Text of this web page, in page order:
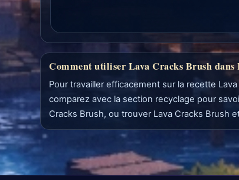
Comment utiliser Lava Cracks Brush dans
Pour travailler efficacement sur la recette
comparez avec la section recyclage pour
Cracks Brush, ou trouver Lava Cracks Brush